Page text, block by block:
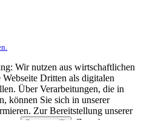
Wir nutzen aus wirtschaftlichen
Dritten als digitalen
Über Verarbeitungen, die in
können Sie sich in unserer
Zur Bereitstellung unserer
Partnern (5)
. Zwecke: